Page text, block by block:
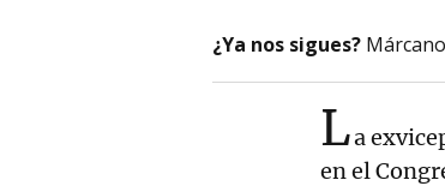
¿Ya nos sigues?
La
en el